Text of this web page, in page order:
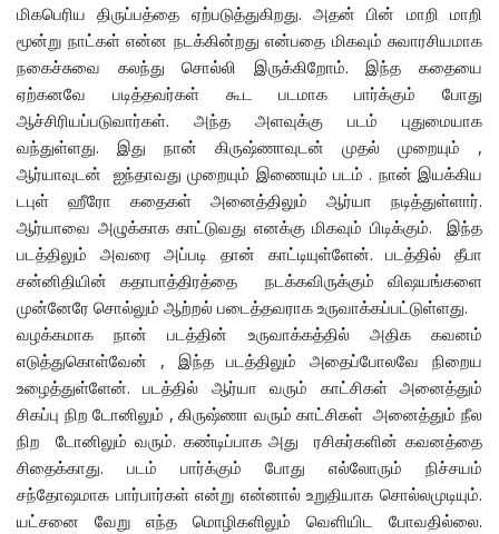
மிகபெரிய திருப்பத்தை ஏற்படுத்துகிறது. அதன் பின் மாறி மாறி
மூன்று நாட்கள் என்ன நடக்கின்றது என்பதை மிகவும் சுவாரசியமாக
நகைச்சுவை கலந்து சொல்லி இருக்கிறோம். இந்த கதையை
ஏற்கனவே படித்தவர்கள் கூட படமாக பார்க்கும் போது
ஆச்சிரியப்படுவார்கள். அந்த அளவுக்கு படம் புதுமையாக
வந்துள்ளது. இது நான் கிருஷ்ணாவுடன் முதல் முறையும் ,
ஆர்யாவுடன் ஐந்தாவது முறையும் இணையும் படம் . நான் இயக்கிய
டபுள் ஹீரோ கதைகள் அனைத்திலும் ஆர்யா நடித்துள்ளார்.
ஆர்யாவை அழுக்காக காட்டுவது எனக்கு மிகவும் பிடிக்கும். இந்த
படத்திலும் அவரை அப்படி தான் காட்டியுள்ளேன். படத்தில் தீபா
சன்னிதியின் கதாபாத்திரத்தை நடக்கவிருக்கும் விஷயங்களை
முன்னேரே சொல்லும் ஆற்றல் படைத்தவராக உருவாக்கப்பட்டுள்ளது.
வழக்கமாக நான் படத்தின் உருவாக்கத்தில் அதிக கவனம்
எடுத்துகொள்வேன் , இந்த படத்திலும் அதைப்போலவே நிறைய
உழைத்துள்ளேன். படத்தில் ஆர்யா வரும் காட்சிகள் அனைத்தும்
சிகப்பு நிற டோனிலும் , கிருஷ்ணா வரும் காட்சிகள் அனைத்தும் நீல
நிற டோனிலும் வரும். கண்டிப்பாக அது ரசிகர்களின் கவனத்தை
சிதைக்காது. படம் பார்க்கும் போது எல்லோரும் நிச்சயம்
சந்தோஷமாக பார்பார்கள் என்று என்னால் உறுதியாக சொல்லமுடியும்.
யட்சனை வேறு எந்த மொழிகளிலும் வெளியிட போவதில்லை.